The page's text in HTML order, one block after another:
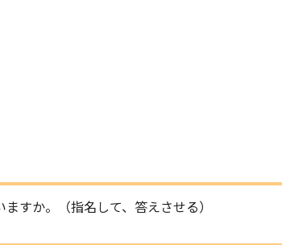
すか。（指名して、答えさせる）